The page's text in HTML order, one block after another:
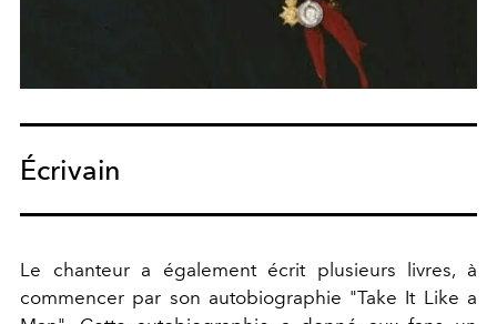
Écrivain
Le chanteur a également écrit plusieurs livres, à
commencer par son autobiographie "Take It Like a